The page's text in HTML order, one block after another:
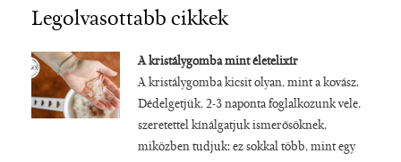
Legolvasottabb cikkek
A kristálygomba mint életelixír
A kristálygomba kicsit olyan, mint a kovász.
Dédelgetjük, 2-3 naponta foglalkozunk vele,
szeretettel kínálgatjuk ismerősöknek,
miközben tudjuk: ez sokkal több, mint egy